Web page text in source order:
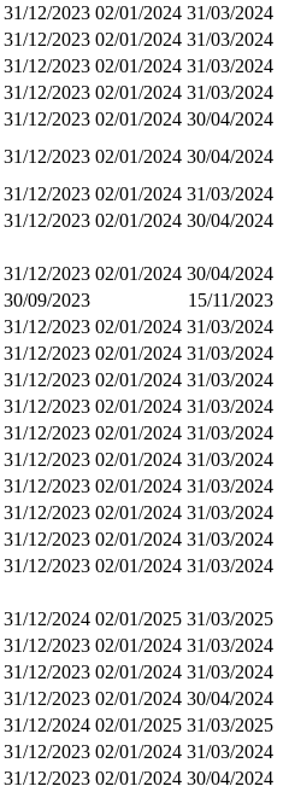
31/12/2023 02/01/2024 31/03/2024
31/12/2023 02/01/2024 31/03/2024
31/12/2023 02/01/2024 31/03/2024
31/12/2023 02/01/2024 31/03/2024
31/12/2023 02/01/2024 30/04/2024
31/12/2023 02/01/2024 30/04/2024
31/12/2023 02/01/2024 31/03/2024
31/12/2023 02/01/2024 30/04/2024
31/12/2023 02/01/2024 30/04/2024
30/09/2023
15/11/2023
31/12/2023 02/01/2024 31/03/2024
31/12/2023 02/01/2024 31/03/2024
31/12/2023 02/01/2024 31/03/2024
31/12/2023 02/01/2024 31/03/2024
31/12/2023 02/01/2024 31/03/2024
31/12/2023 02/01/2024 31/03/2024
31/12/2023 02/01/2024 31/03/2024
31/12/2023 02/01/2024 31/03/2024
31/12/2023 02/01/2024 31/03/2024
31/12/2023 02/01/2024 31/03/2024
31/12/2024 02/01/2025 31/03/2025
31/12/2023 02/01/2024 31/03/2024
31/12/2023 02/01/2024 31/03/2024
31/12/2023 02/01/2024 30/04/2024
31/12/2024 02/01/2025 31/03/2025
31/12/2023 02/01/2024 31/03/2024
31/12/2023 02/01/2024 30/04/2024